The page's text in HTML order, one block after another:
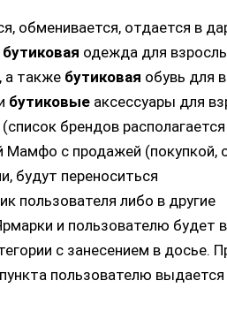
обменивается, отдается в
бутиковая одежда для
а также бутиковая обувь для
бутиковые аксессуары для
брендов
Мамфо с продажей (покупкой,
будут переноситься
пользователя либо в другие
и пользователю будет
с занесением в досье.
пользователю выдается